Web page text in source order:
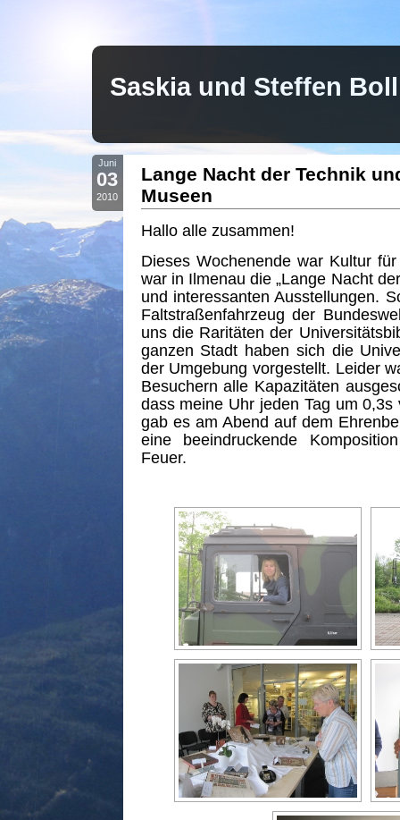
Saskia und Steffen
Juni
03
2010
Lange Nacht der Technik
Museen
Hallo alle zusammen!
Dieses Wochenende war Kultur
war in Ilmenau die „Lange Nacht
und interessanten Ausstellungen.
Faltstraßenfahrzeug der
uns die Raritäten der
ganzen Stadt haben sich die
der Umgebung vorgestellt. Leider
Besuchern alle Kapazitäten
dass meine Uhr jeden Tag um
gab es am Abend auf dem
eine beeindruckende
Feuer.